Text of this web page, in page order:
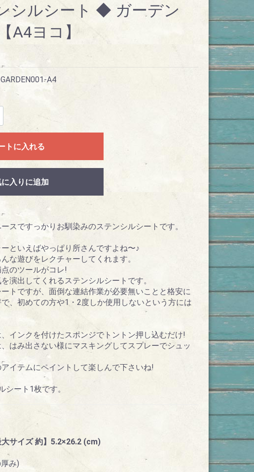
シルシート ◆ ガーデン
A4ヨコ】
A4
トに入れる
入りに追加
スですっかりお馴染みのステンシルシートです。
といえばやっぱり所さんですよね〜♪
な遊びをレクチャーしてくれます。
のツールがコレ!
演出してくれるステンシルシートです。
トですが、面倒な連結作業が必要無いことと格安に
、初めての方や1・2度しか使用しないという方には
インクを付けたスポンジでトントン押し込むだけ!
はみ出さない様にマスキングしてスプレーでシュッ
イテムにペイントして楽しんで下さいね!
シート1枚です。
大サイズ 約】5.2×26.2 (cm)
み)